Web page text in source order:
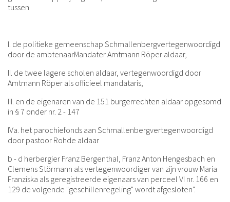
tussen
I. de politieke gemeenschap Schmallenbergvertegenwoordigd
door de ambtenaarMandater Amtmann Röper aldaar,
II. de twee lagere scholen aldaar, vertegenwoordigd door
Amtmann Röper als officieel mandataris,
III. en de eigenaren van de 151 burgerrechten aldaar opgesomd
in § 7 onder nr. 2 - 147
IVa. het parochiefonds aan Schmallenbergvertegenwoordigd
door pastoor Rohde aldaar
b - d herbergier Franz Bergenthal, Franz Anton Hengesbach en
Clemens Störmann als vertegenwoordiger van zijn vrouw Maria
Franziska als geregistreerde eigenaars van perceel VI nr. 166 en
129 de volgende "geschillenregeling" wordt afgesloten".